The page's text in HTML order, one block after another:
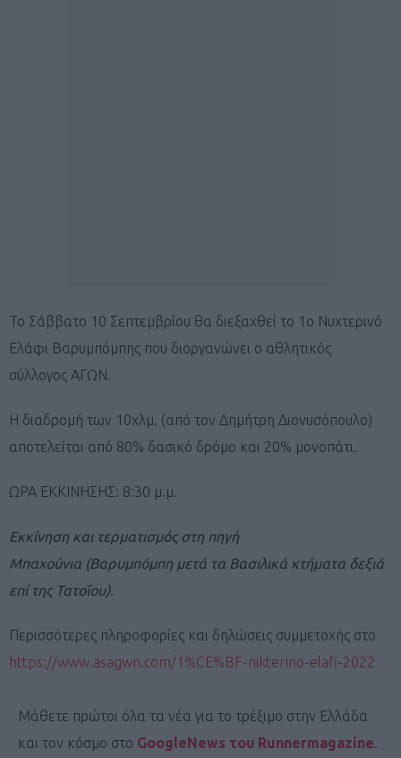
Το Σάββατο 10 Σεπτεμβρίου θα διεξαχθεί το 1ο Νυχτερινό
Ελάφι Βαρυμπόμπης που διοργανώνει ο αθλητικός
σύλλογος ΑΓΩΝ.
Η διαδρομή των 10χλμ. (από τον Δημήτρη Διονυσόπουλο)
αποτελείται από 80% δασικό δρόμο και 20% μονοπάτι.
ΩΡΑ ΕΚΚΙΝΗΣΗΣ: 8:30 μ.μ.
Εκκίνηση και τερματισμός στη πηγή
Μπαχούνια (Βαρυμπόμπη μετά τα Βασιλικά κτήματα δεξιά
επί της Τατοΐου).
Περισσότερες πληροφορίες και δηλώσεις συμμετοχής στο
https://www.asagwn.com/1%CE%BF-nikterino-elafi-2022
Μάθετε πρώτοι όλα τα νέα για το τρέξιμο στην Ελλάδα
και τον κόσμο στο GoogleNews του Runnermagazine.